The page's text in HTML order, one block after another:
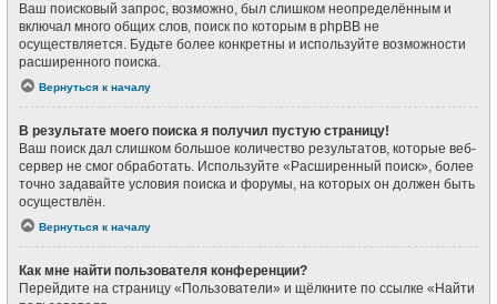
Ваш поисковый запрос, возможно, был слишком неопределённым и
включал много общих слов, поиск по которым в phpBB не
осуществляется. Будьте более конкретны и используйте возможности
расширенного поиска.
Вернуться к началу
В результате моего поиска я получил пустую страницу!
Ваш поиск дал слишком большое количество результатов, которые веб-
сервер не смог обработать. Используйте «Расширенный поиск», более
точно задавайте условия поиска и форумы, на которых он должен быть
осуществлён.
Вернуться к началу
Как мне найти пользователя конференции?
Перейдите на страницу «Пользователи» и щёлкните по ссылке «Найти